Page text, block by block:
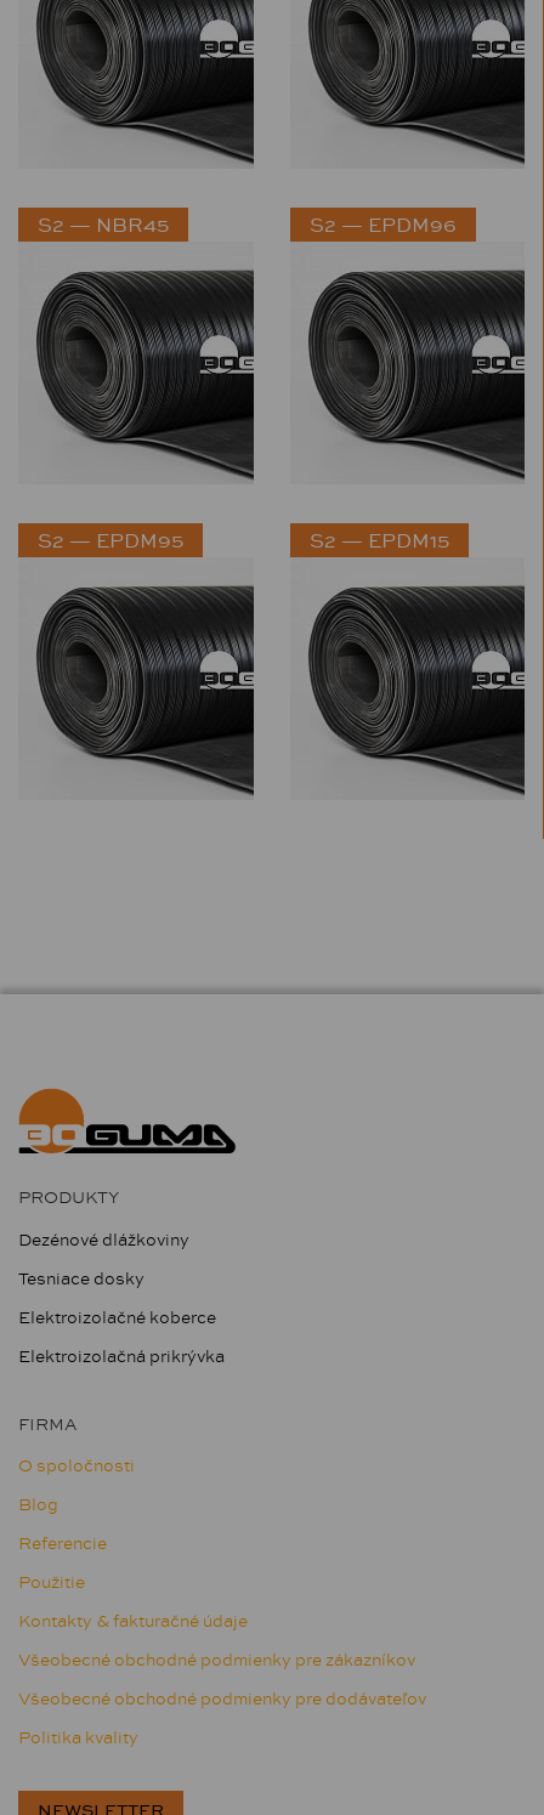
S2 — NBR45 S2 — EPDM96
S2 — EPDM95 S2 — EPDM15
PRODUKTY
Dezénové dlážkoviny
Tesniace dosky
Elektroizolačné koberce
Elektroizolačná prikrývka
FIRMA
O spoločnosti
Blog
Referencie
Použitie
Kontakty & fakturačné údaje
Všeobecné obchodné podmienky pre zákazníkov
Všeobecné obchodné podmienky pre dodávateľov
Politika kvality